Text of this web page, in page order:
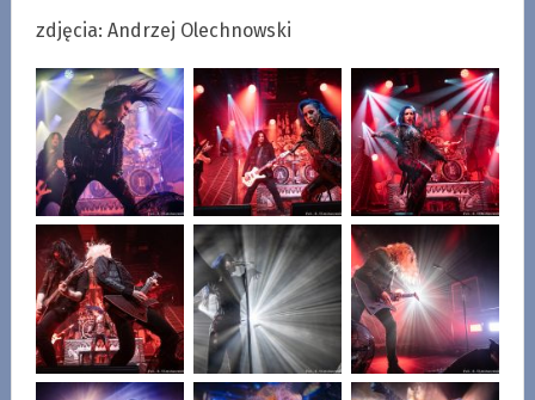
zdjęcia: Andrzej Olechnowski